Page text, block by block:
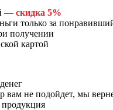
— скидка 5%
только за
получении
картой
вам не подойдет, мы